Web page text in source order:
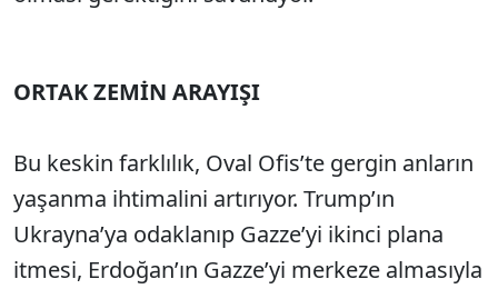
ORTAK ZEMİN ARAYIŞI
Bu keskin farklılık, Oval Ofis’te gergin anların
yaşanma ihtimalini artırıyor. Trump’ın
Ukrayna’ya odaklanıp Gazze’yi ikinci plana
itmesi, Erdoğan’ın Gazze’yi merkeze almasıyla